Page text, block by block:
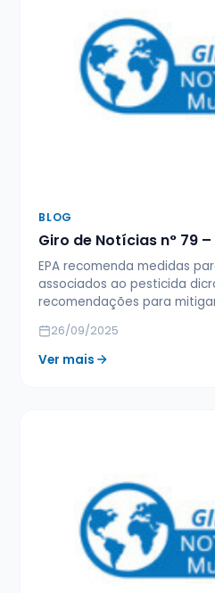
BLOG
Giro de Notícias n° 79
EPA recomenda medidas
associados ao pesticida
recomendações para
26/09/2025
Ver mais